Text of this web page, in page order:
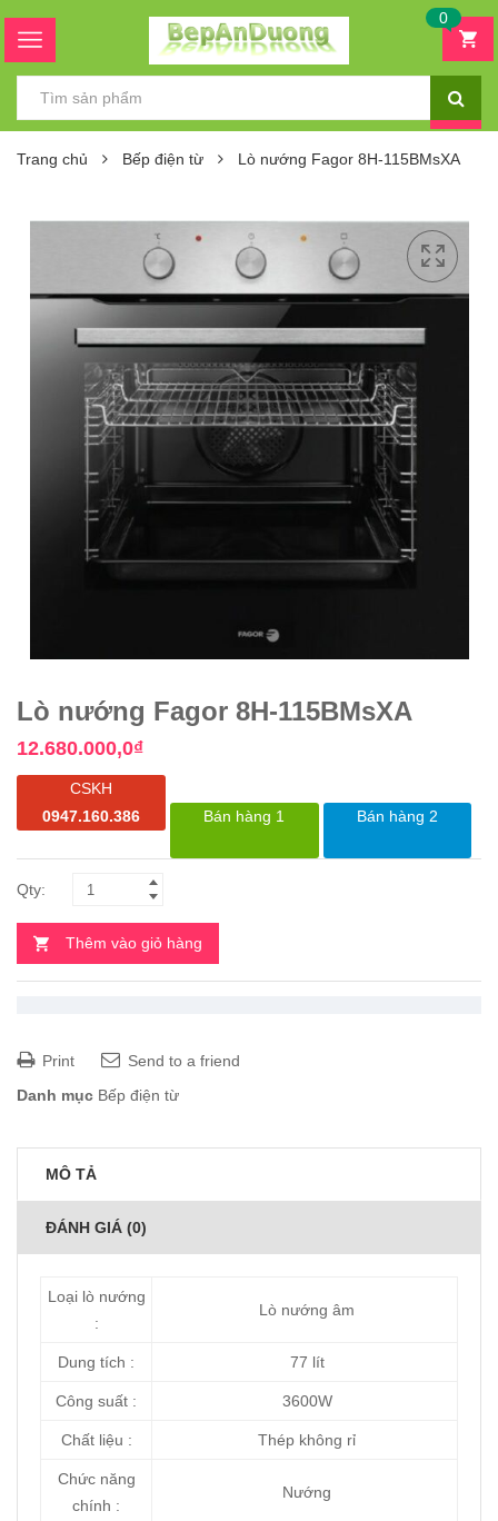
0
Trang chủ Bếp điện từ Lò nướng Fagor 8H-115BMsXA
Lò nướng Fagor 8H-115BMsXA
12.680.000,0₫
CSKH
0947.160.386
Bán hàng 1 Bán hàng 2
Thêm vào giỏ hàng
Print
Send to a friend
Danh mục Bếp điện từ
MÔ TẢ
ĐÁNH GIÁ (0)
Loại lò nướng
:
Lò nướng âm
Dung tích : 77 lít
Công suất : 3600W
Chất liệu : Thép không rỉ
Chức năng
chính :
Nướng